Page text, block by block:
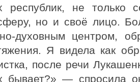
республик, не только
но и своё лицо.
духовным центром,
Я видела как
после речи
бывает?» — спросила